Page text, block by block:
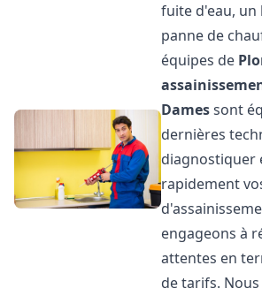
fuite d'eau,
panne de
équipes de
Damessont
dernières
diagnostiquer
rapidement
engageons à
attentes en
de tarifs.